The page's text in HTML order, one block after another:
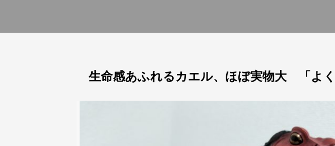
生命感あふれるカエル、ほぼ実物大 「よ